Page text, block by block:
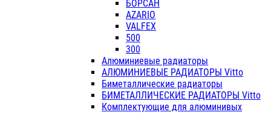
БОРСАН
AZARIO
VALFEX
500
300
Алюминиевые радиаторы
АЛЮМИНИЕВЫЕ РАДИАТОРЫ Vitto
Биметаллические радиаторы
БИМЕТАЛЛИЧЕСКИЕ РАДИАТОРЫ Vitto
Комплектующие для алюминивых